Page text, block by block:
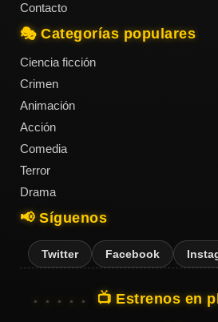
Contacto
🎭 Categorías populares
Ciencia ficción
Crimen
Animación
Acción
Comedia
Terror
Drama
📢 Síguenos
Twitter Facebook
📺 Estrenos en